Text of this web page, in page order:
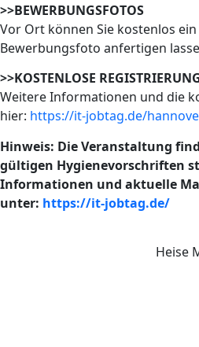
>>BEWERBUNGSFOTOS
Vor Ort können Sie kostenlos
Bewerbungsfoto anfertigen
>>KOSTENLOSE
Weitere Informationen und die
hier: https://it-jobtag.de/
Hinweis: Die Veranstaltung
gültigen Hygienevorschriften
Informationen und aktuelle
unter: https://it-jobtag.de/
Heise